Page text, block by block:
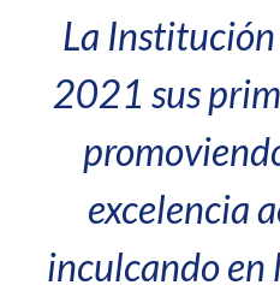
La
2021 sus
excelencia
inculcando en